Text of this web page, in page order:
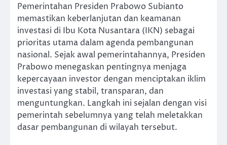
Pemerintahan Presiden Prabowo Subianto
memastikan keberlanjutan dan keamanan
investasi di Ibu Kota Nusantara (IKN) sebagai
prioritas utama dalam agenda pembangunan
nasional. Sejak awal pemerintahannya, Presiden
Prabowo menegaskan pentingnya menjaga
kepercayaan investor dengan menciptakan iklim
investasi yang stabil, transparan, dan
menguntungkan. Langkah ini sejalan dengan visi
pemerintah sebelumnya yang telah meletakkan
dasar pembangunan di wilayah tersebut.